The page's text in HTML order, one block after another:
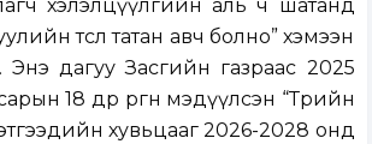
хэлэлцүүлгийн аль ч шатанд
төслөө татан авч болно” хэмээн
Энэ дагуу Засгийн газраас 2025
18 өдөр өргөн мэдүүлсэн “Төрийн
хувьцааг 2026-2028 онд